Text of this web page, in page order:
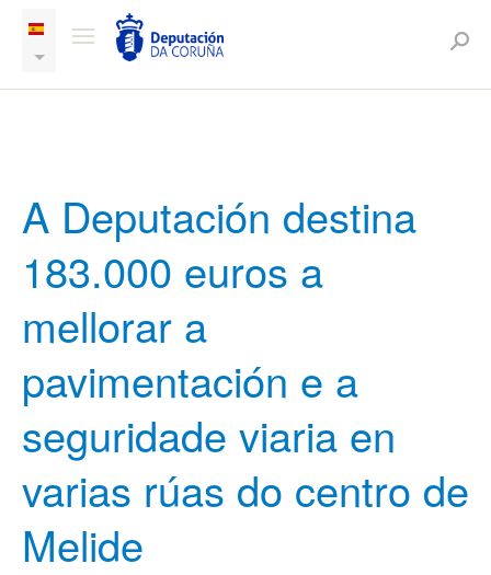
A Deputación destina
183.000 euros a
mellorar a
pavimentación e a
seguridade viaria en
varias rúas do centro de
Melide